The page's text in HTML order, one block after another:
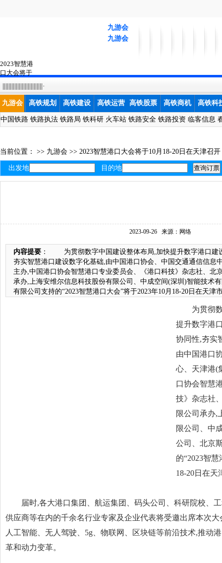
九游会
九游会
2023智慧港
口大会将于
10月18-九游
会
|||||||||||||||||||||||||||·
九游会 高铁规划 高铁建设 高铁运营 高铁股票 高铁商机 高铁科
中国铁路 铁路执法 铁路局 铁科研 火车站 铁路安全 铁路投资 临客信息
当前位置： >> 九游会 >> 2023智慧港口大会将于10月18-20日在天津召开
出发地 目的地
2023-09-26 来源：网络
内容提要 ： 为贯彻数字中国建设整体布局,加快提升数字港口建
夯实智慧港口建设数字化基础,由中国港口协会、中国交通通信信息
主办,中国港口协会智慧港口专业委员会、《港口科技》杂志社、北
承办,上海安维尔信息科技股份有限公司、中成空间(深圳)智能技术
有限公司支持的“2023智慧港口大会”将于2023年10月18-20日在天津
为贯彻数
提升数字港
协同性,夯实
由中国港口
心、天津港(
口协会智慧
技》杂志社
限公司承办,
限公司、中
公司、北京
的“2023智
18-20日在天
届时,各大港口集团、航运集团、码头公司、科研院校、工
供应商等在内的千余名行业专家及企业代表将受邀出席本次
人工智能、无人驾驶、5g、物联网、区块链等前沿技术,推动
革和动力变革。